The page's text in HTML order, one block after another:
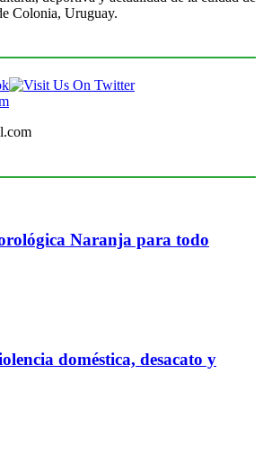
Colonia, Uruguay.
Naranja para todo
doméstica, desacato y